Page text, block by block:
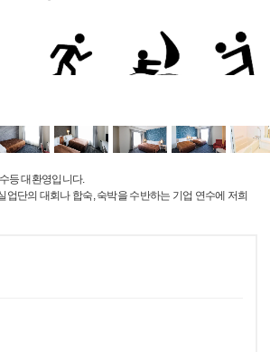
등 대환영입니다.
업단의 대회나 합숙, 숙박을 수반하는 기업 연수에 저희